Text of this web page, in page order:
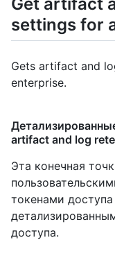
settings for
Gets artifact and
enterprise.
artifact and log
Эта конечная
токенами
доступа.